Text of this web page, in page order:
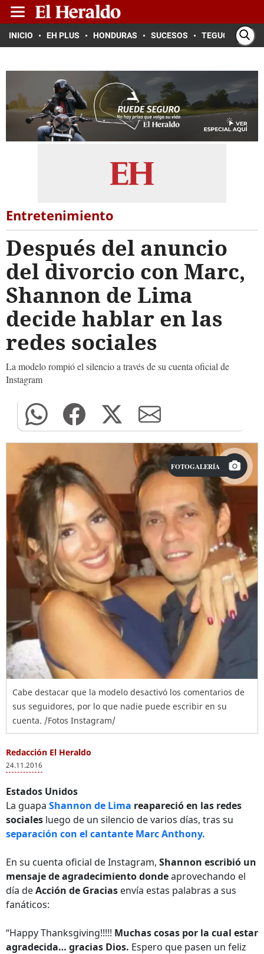
INICIO EH PLUS HONDURAS SUCESOS TEGUCIGALPA
Entretenimiento
Después del anuncio
del divorcio con Marc,
Shannon de Lima
decide hablar en las
redes sociales
La modelo rompió el silencio a través de su cuenta oficial de
Instagram
FOTOGALERÍA
Cabe destacar que la modelo desactivó los comentarios de
sus seguidores, por lo que nadie puede escribir en su
cuenta. /Fotos Instagram/
Redacción El Heraldo
24.11.2016
Estados Unidos
La guapa Shannon de Lima reapareció en las redes
sociales luego de un silencio de varios días, tras su
separación con el cantante Marc Anthony.
En su cuenta oficial de Instagram, Shannon escribió un
mensaje de agradecimiento dondeaprovechando el
día deAcción de Gracias envía estas palabras a sus
fanáticos:
“Happy Thanksgiving!!!!! Muchas cosas por la cual estar
agradecida… gracias Dios. Espero que pasen un feliz